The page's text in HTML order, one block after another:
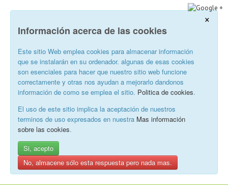
×
Información acerca de las cookies
Este sitio Web emplea cookies para almacenar información
que se instalarán en su ordenador. algunas de esas cookies
son esenciales para hacer que nuestro sitio web funcione
correctamente y otras nos ayudan a mejorarlo dandonos
información de como se emplea el sitio. Politica de cookies.
El uso de este sitio implica la aceptación de nuestros
terminos de uso expresados en nuestra Mas información
sobre las cookies.
Si, acepto
No, almacene sólo esta respuesta pero nada mas.